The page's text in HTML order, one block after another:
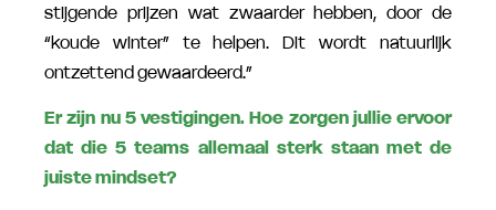
stijgende prijzen wat zwaarder hebben, door de
“koude winter” te helpen. Dit wordt natuurlijk
ontzettend gewaardeerd.”
Er zijn nu 5 vestigingen. Hoe zorgen jullie ervoor
dat die 5 teams allemaal sterk staan met de
juiste mindset?